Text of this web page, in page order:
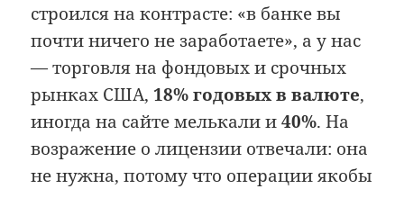
строился на контрасте: «в банке вы
почти ничего не заработаете», а у нас
— торговля на фондовых и срочных
рынках США, 18% годовых в валюте,
иногда на сайте мелькали и40%. На
возражение о лицензии отвечали: она
не нужна, потому что операции якобы